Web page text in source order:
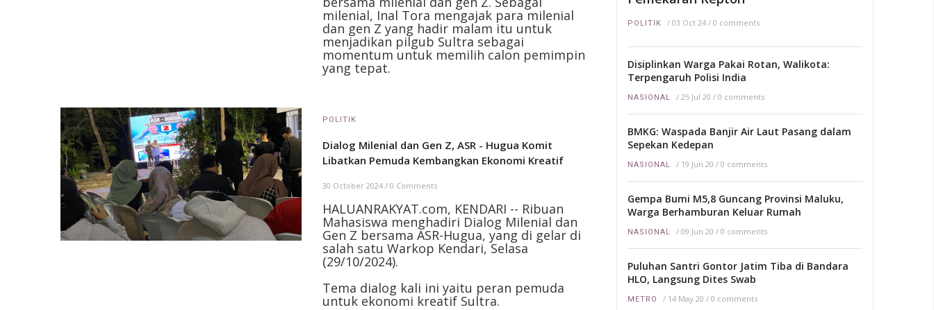
milenial, Inal Tora mengajak para milenial
dan gen Z yang hadir malam itu untuk
menjadikan pilgub Sultra sebagai
momentum untuk memilih calon pemimpin
yang tepat.
POLITIK
Dialog Milenial dan Gen Z, ASR - Hugua Komit
Libatkan Pemuda Kembangkan Ekonomi Kreatif
30 October 2024 / 0 Comments
HALUANRAKYAT.com, KENDARI -- Ribuan
Mahasiswa menghadiri Dialog Milenial dan
Gen Z bersama ASR-Hugua, yang di gelar di
salah satu Warkop Kendari, Selasa
(29/10/2024).
Tema dialog kali ini yaitu peran pemuda
untuk ekonomi kreatif Sultra.
POLITIK / 03 Oct 24 / 0 comments
Disiplinkan Warga Pakai Rotan, Walikota:
Terpengaruh Polisi India
NASIONAL / 25 Jul 20 / 0 comments
BMKG: Waspada Banjir Air Laut Pasang dalam
Sepekan Kedepan
NASIONAL / 19 Jun 20 / 0 comments
Gempa Bumi M5,8 Guncang Provinsi Maluku,
Warga Berhamburan Keluar Rumah
NASIONAL / 09 Jun 20 / 0 comments
Puluhan Santri Gontor Jatim Tiba di Bandara
HLO, Langsung Dites Swab
METRO / 14 May 20 / 0 comments